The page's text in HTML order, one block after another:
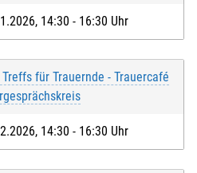
14:30 - 16:30 Uhr
für Trauernde - Trauercafé
14:30 - 16:30 Uhr